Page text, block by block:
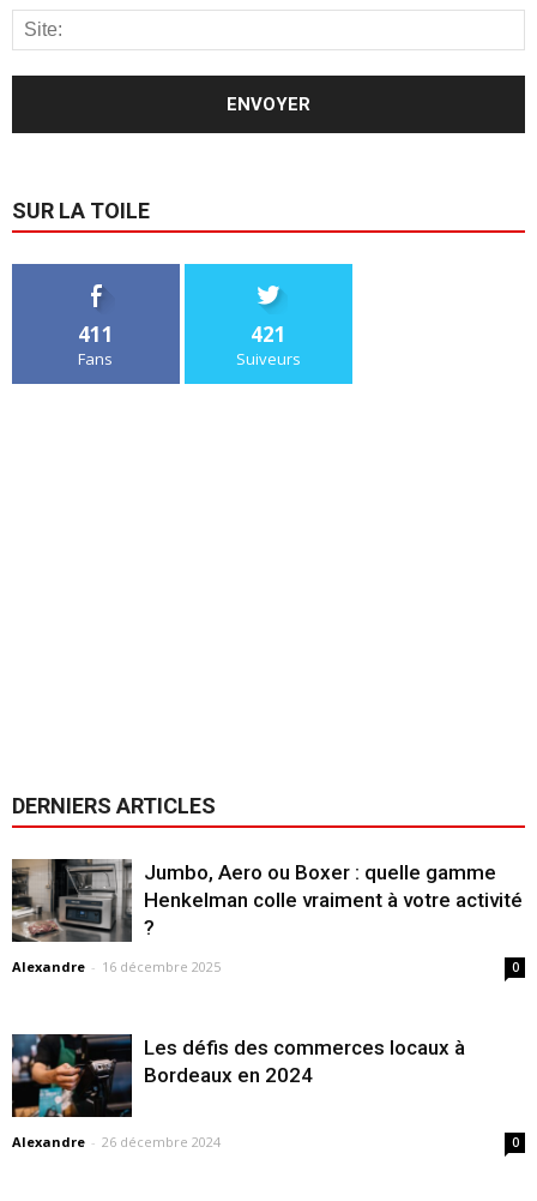
SUR LA TOILE
411
Fans
421
Suiveurs
DERNIERS ARTICLES
Jumbo, Aero ou Boxer : quelle gamme
Henkelman colle vraiment à votre activité
?
Alexandre - 16 décembre 2025 0
Les défis des commerces locaux à
Bordeaux en 2024
Alexandre - 26 décembre 2024 0